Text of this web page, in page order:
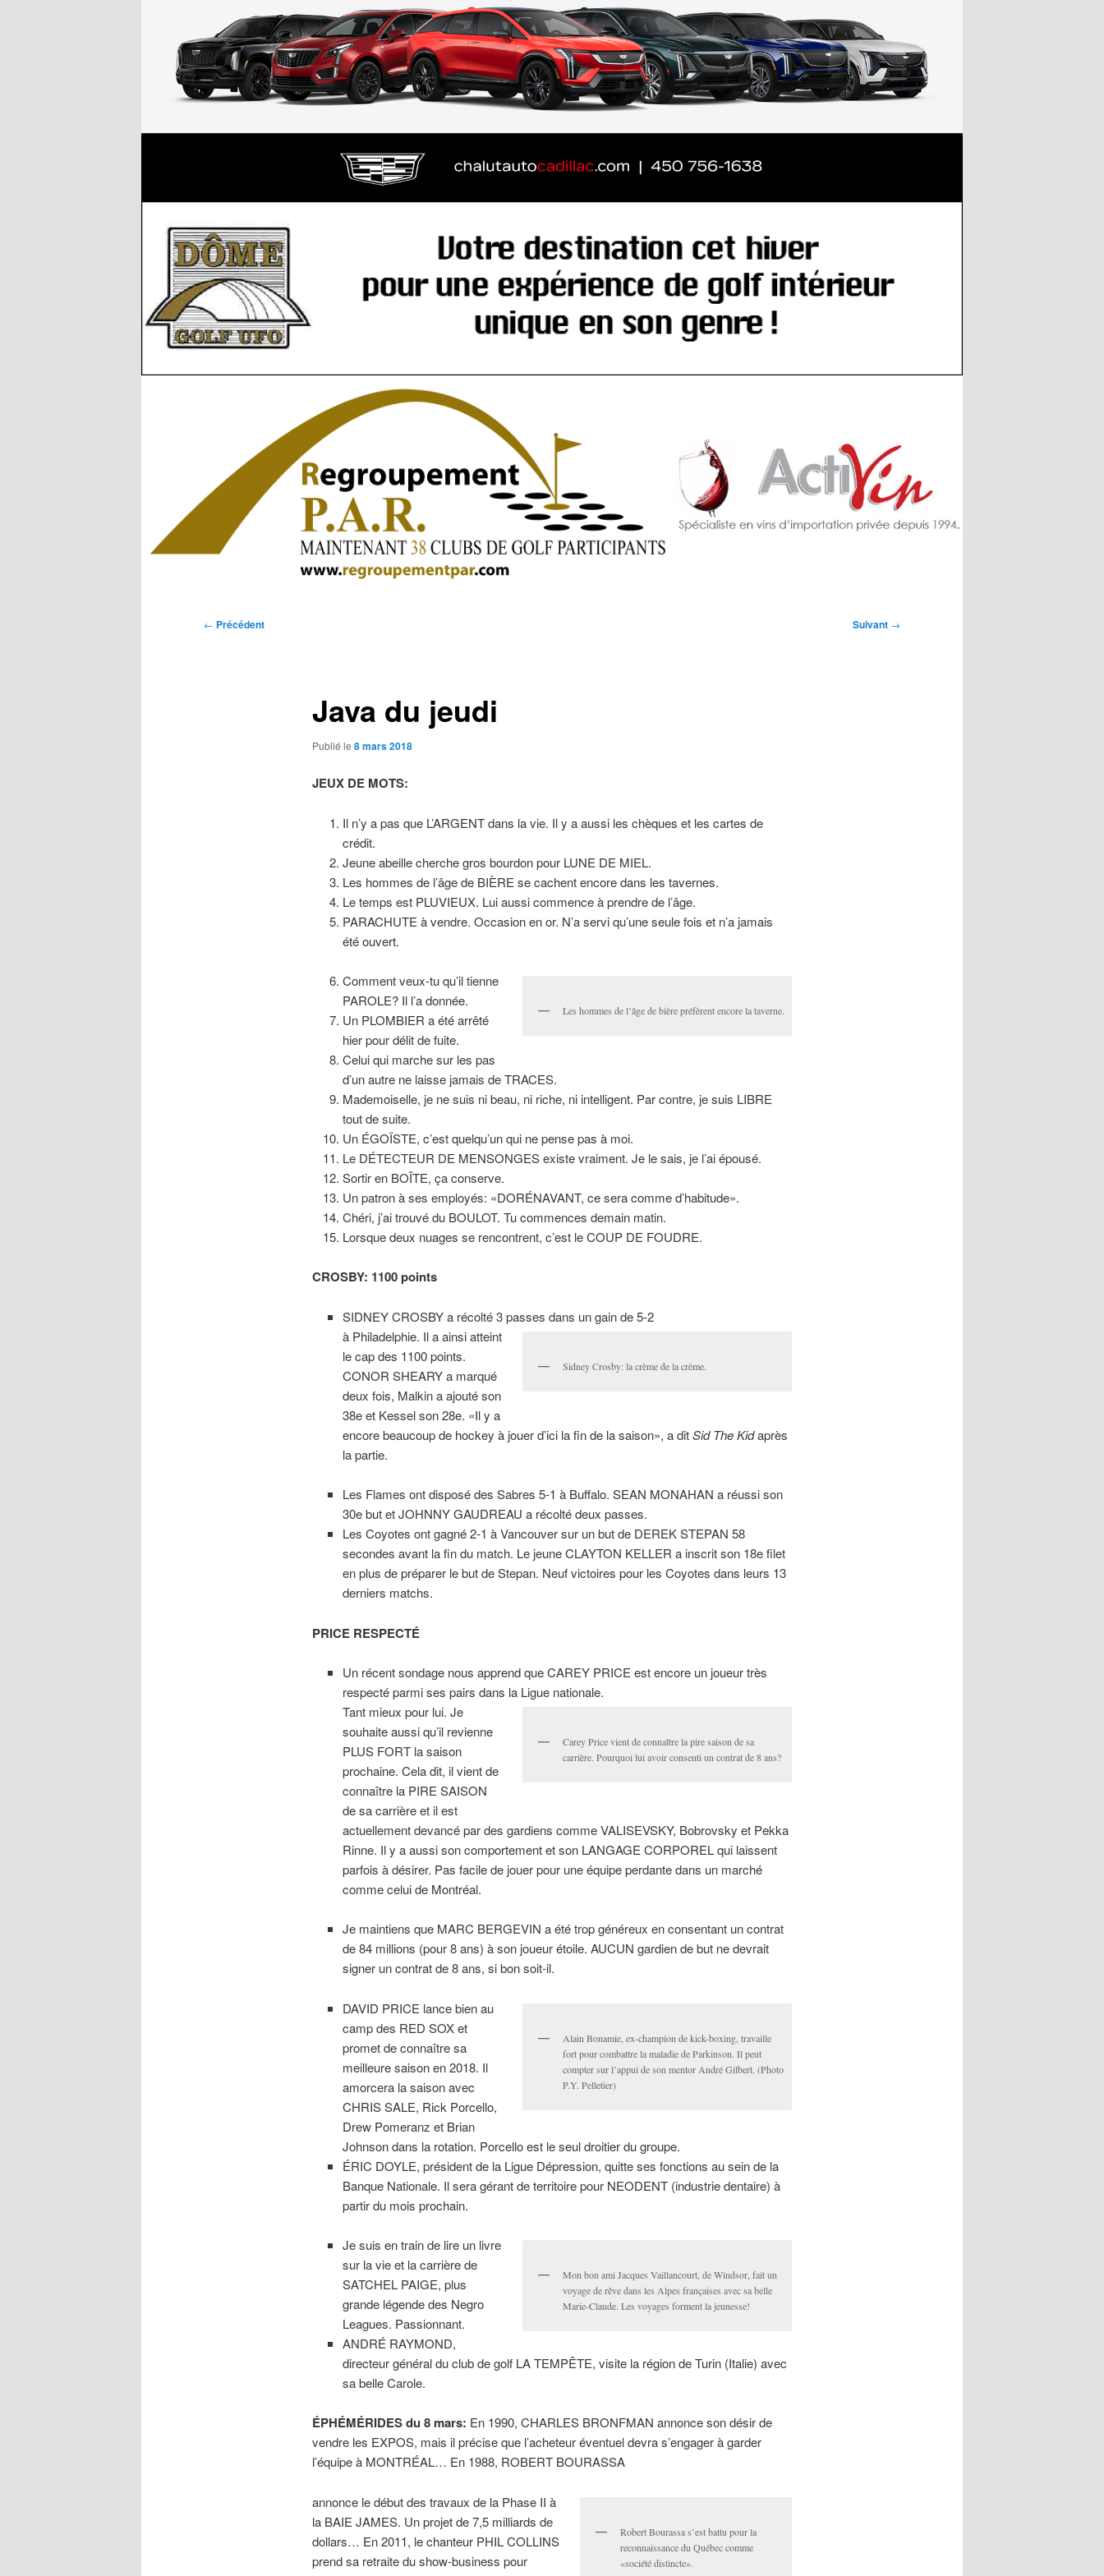
Navigation
← Précédent Suivant →
Java du jeudi
Publié le 8 mars 2018
JEUX DE MOTS:
Il n’y a pas que L’ARGENT dans la vie. Il y a aussi les chèques et les cartes de
crédit.
Jeune abeille cherche gros bourdon pour LUNE DE MIEL.
Les hommes de l’âge de BIÈRE se cachent encore dans les tavernes.
Le temps est PLUVIEUX. Lui aussi commence à prendre de l’âge.
PARACHUTE à vendre. Occasion en or. N’a servi qu’une seule fois et n’a jamais
été ouvert.
Les hommes de l’âge de bière préfèrent encore la taverne.
Comment veux-tu qu’il tienne
PAROLE? Il l’a donnée.
Un PLOMBIER a été arrêté
hier pour délit de fuite.
Celui qui marche sur les pas
d’un autre ne laisse jamais de TRACES.
Mademoiselle, je ne suis ni beau, ni riche, ni intelligent. Par contre, je suis LIBRE
tout de suite.
Un ÉGOÏSTE, c’est quelqu’un qui ne pense pas à moi.
Le DÉTECTEUR DE MENSONGES existe vraiment. Je le sais, je l’ai épousé.
Sortir en BOÎTE, ça conserve.
Un patron à ses employés: «DORÉNAVANT, ce sera comme d’habitude».
Chéri, j’ai trouvé du BOULOT. Tu commences demain matin.
Lorsque deux nuages se rencontrent, c’est le COUP DE FOUDRE.
CROSBY: 1100 points
SIDNEY CROSBY a récolté 3 passes dans un gain de 5-2
Sidney Crosby: la crème de la crème.
à Philadelphie. Il a ainsi atteint
le cap des 1100 points.
CONOR SHEARY a marqué
deux fois, Malkin a ajouté son
38e et Kessel son 28e. «Il y a
encore beaucoup de hockey à jouer d’ici la fin de la saison», a ditSid The Kidaprès
la partie.
Les Flames ont disposé des Sabres 5-1 à Buffalo. SEAN MONAHAN a réussi son
30e but et JOHNNY GAUDREAU a récolté deux passes.
Les Coyotes ont gagné 2-1 à Vancouver sur un but de DEREK STEPAN 58
secondes avant la fin du match. Le jeune CLAYTON KELLER a inscrit son 18e filet
en plus de préparer le but de Stepan. Neuf victoires pour les Coyotes dans leurs 13
derniers matchs.
PRICE RESPECTÉ
Un récent sondage nous apprend que CAREY PRICE est encore un joueur très
respecté parmi ses pairs dans la Ligue nationale.
Carey Price vient de connaître la pire saison de sa
carrière. Pourquoi lui avoir consenti un contrat de 8 ans?
Tant mieux pour lui. Je
souhaite aussi qu’il revienne
PLUS FORT la saison
prochaine. Cela dit, il vient de
connaître la PIRE SAISON
de sa carrière et il est
actuellement devancé par des gardiens comme VALISEVSKY, Bobrovsky et Pekka
Rinne. Il y a aussi son comportement et son LANGAGE CORPOREL qui laissent
parfois à désirer. Pas facile de jouer pour une équipe perdante dans un marché
comme celui de Montréal.
Je maintiens que MARC BERGEVIN a été trop généreux en consentant un contrat
de 84 millions (pour 8 ans) à son joueur étoile. AUCUN gardien de but ne devrait
signer un contrat de 8 ans, si bon soit-il.
Alain Bonamie, ex-champion de kick-boxing, travaille
fort pour combattre la maladie de Parkinson. Il peut
compter sur l’appui de son mentor André Gilbert. (Photo
P.Y. Pelletier)
DAVID PRICE lance bien au
camp des RED SOX et
promet de connaître sa
meilleure saison en 2018. Il
amorcera la saison avec
CHRIS SALE, Rick Porcello,
Drew Pomeranz et Brian
Johnson dans la rotation. Porcello est le seul droitier du groupe.
ÉRIC DOYLE, président de la Ligue Dépression, quitte ses fonctions au sein de la
Banque Nationale. Il sera gérant de territoire pour NEODENT (industrie dentaire) à
partir du mois prochain.
Mon bon ami Jacques Vaillancourt, de Windsor, fait un
voyage de rêve dans les Alpes françaises avec sa belle
Marie-Claude. Les voyages forment la jeunesse!
Je suis en train de lire un livre
sur la vie et la carrière de
SATCHEL PAIGE, plus
grande légende des Negro
Leagues. Passionnant.
ANDRÉ RAYMOND,
directeur général du club de golf LA TEMPÊTE, visite la région de Turin (Italie) avec
sa belle Carole.
ÉPHÉMÉRIDES du 8 mars: En 1990, CHARLES BRONFMAN annonce son désir de
vendre les EXPOS, mais il précise que l’acheteur éventuel devra s’engager à garder
l’équipe à MONTRÉAL… En 1988, ROBERT BOURASSA
Robert Bourassa s’est battu pour la
reconnaissance du Québec comme
«société distincte».
annonce le début des travaux de la Phase II à
la BAIE JAMES. Un projet de 7,5 milliards de
dollars… En 2011, le chanteur PHIL COLLINS
prend sa retraite du show-business pour